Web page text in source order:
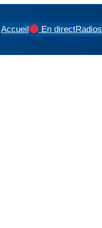
Accueil En directRadios